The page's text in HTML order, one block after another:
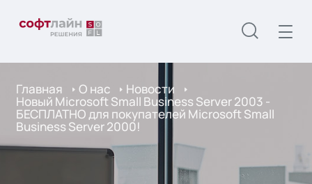
Главная О нас Новости
Новый Microsoft Small Business Server 2003 -
БЕСПЛАТНО для покупателей Microsoft Small
Business Server 2000!